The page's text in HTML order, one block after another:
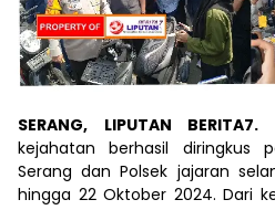
SERANG, LIPUTAN BERITA7.
kejahatan berhasil diringkus
Serang dan Polsek jajaran
hingga 22 Oktober 2024. Dari